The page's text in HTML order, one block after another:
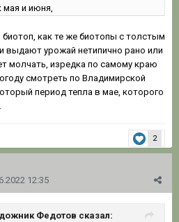
мая и июня,
биотоп, как те же биотопы с толстым
выдают урожай нетипично рано или
молчать, изредка по самому краю
смотреть по Владимирской
период тепла в мае, которого
2
12:35
Федотов сказал: